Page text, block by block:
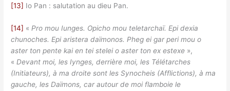
[13] Io Pan : salutation au dieu Pan.
[14] «Pro mou Iunges. Opicho mou teletarchaï.Epi dexia
chunoches. Epi aristera daïmonos. Pheg ei gar peri mou o
aster ton pente kai en tei stelei o aster ton ex estexe »,
«Devant moi, les Iynges, derrière moi, les Télétarches
(Initiateurs), à ma droite sont les Synocheis (Afflictions), à ma
gauche, les Daïmons, car autour de moi flamboie le